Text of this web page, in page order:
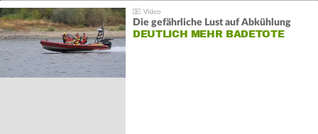
Die gefährliche Lust auf Abkühlung
DEUTLICH MEHR BADETOTE